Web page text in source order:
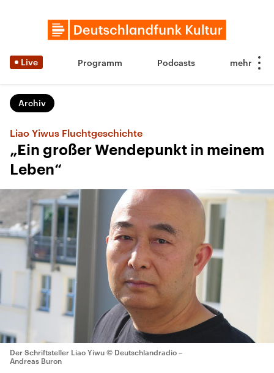
Live Programm Podcasts
Archiv
Liao Yiwus Fluchtgeschichte
„Ein großer Wendepunkt in meinem
Leben“
Der Schriftsteller Liao Yiwu © Deutschlandradio –
Andreas Buron